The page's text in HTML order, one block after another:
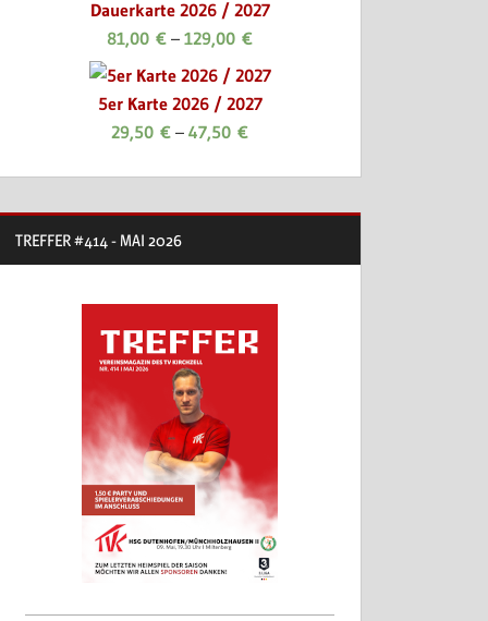
Dauerkarte 2026 / 2027
81,00€ –129,00€
5er Karte 2026 / 2027
29,50€ –47,50€
TREFFER #414 - MAI 2026